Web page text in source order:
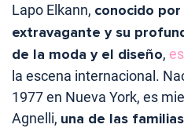
Lapo Elkann, conocido por
extravagante y su
de la moda y el diseño,
la escena internacional.
1977 en Nueva York, es
Agnelli, una de las